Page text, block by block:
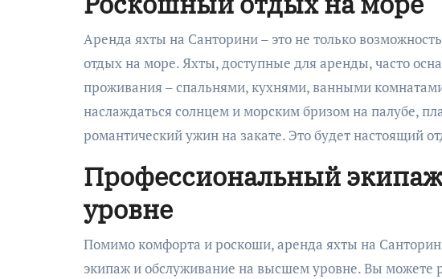
Аренда яхты на Санторини – это не только
отдых на море. Яхты, доступные для аренды, часто
проживания – спальнями, кухнями, ванными
наслаждаться солнцем и морским бризом на палубе,
романтический ужин на закате. Это будет настоящий
Профессиональный
уровне
Помимо комфорта и роскоши, аренда яхты на
экипаж и обслуживание на высшем уровне. Вы можете